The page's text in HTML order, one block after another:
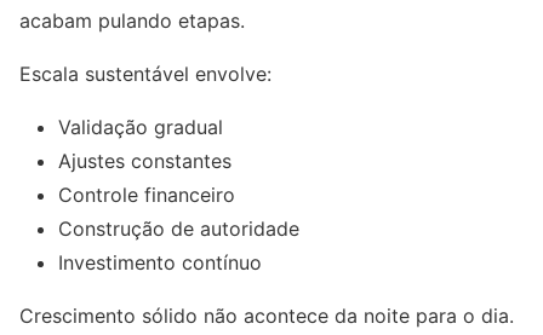
acabam pulando etapas.
Escala sustentável envolve:
Validação gradual
Ajustes constantes
Controle financeiro
Construção de autoridade
Investimento contínuo
Crescimento sólido não acontece da noite para o dia.